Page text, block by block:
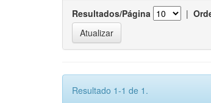
Resultados/Página |
Resultado 1-1 de 1.